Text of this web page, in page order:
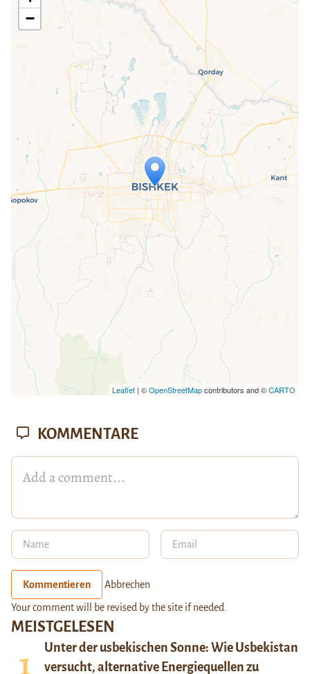
Travelers' Map wird geladen …
Wenn du dies siehst, nachdem deine
Seite vollständig geladen wurde,
fehlen leafletJS-Dateien.
−
Leaflet| ©OpenStreetMapcontributors and ©CARTO
MEISTGELESEN
Unter der usbekischen Sonne: Wie Usbekistan
versucht, alternative Energiequellen zu
KOMMENTARE
Kommentieren Abbrechen
Your comment will be revised by the site if needed.